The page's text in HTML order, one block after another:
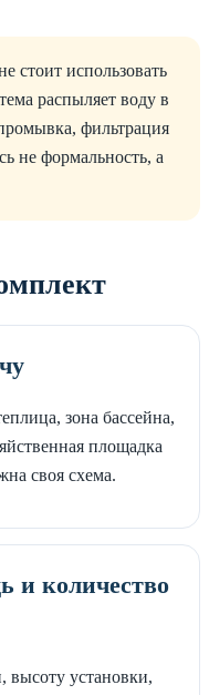
стоит использовать
распыляет воду в
фильтрация
не формальность, а
зона бассейна,
площадка
своя схема.
и количество
установки,